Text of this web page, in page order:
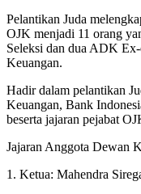
Pelantikan Juda
OJK menjadi 11 orang
Seleksi dan dua ADK
Keuangan.
Hadir dalam pelantikan
Keuangan, Bank
beserta jajaran pejabat
Jajaran Anggota Dewan
1. Ketua: Mahendra